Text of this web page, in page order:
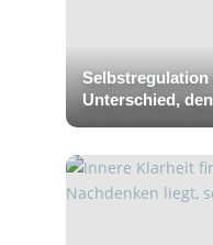
Unterschied,